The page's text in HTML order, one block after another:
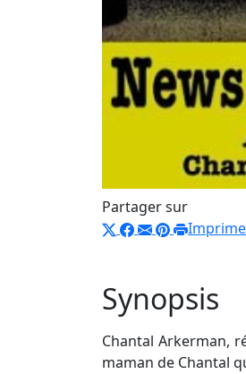
Partager sur
Synopsis
Chantal Arkerman,
maman de Chantal